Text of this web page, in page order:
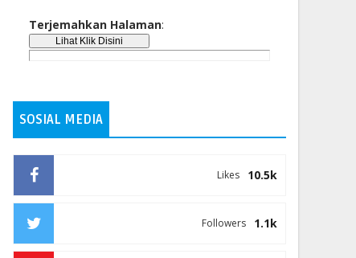
Terjemahkan Halaman:
SOSIAL MEDIA
10.5k
Likes
1.1k
Followers